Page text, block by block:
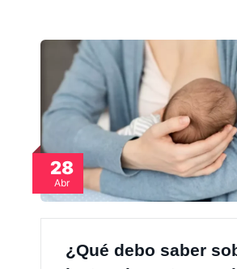
28
Abr
¿Qué debo saber